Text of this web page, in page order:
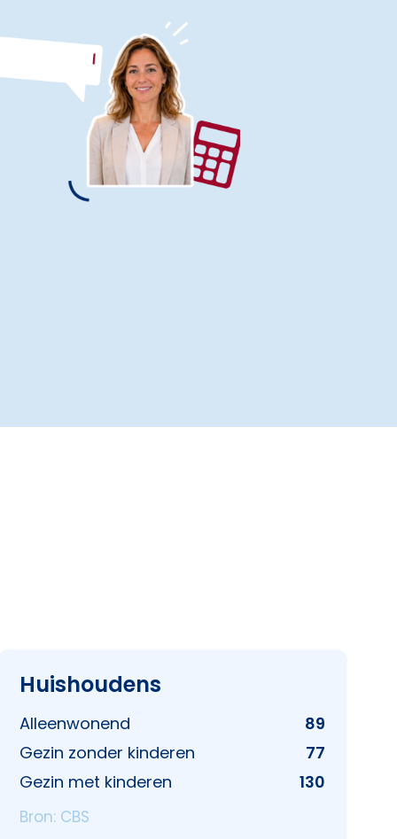
Huishoudens
Alleenwonend
89
Gezin zonder kinderen
77
Gezin met kinderen
130
Bron: CBS